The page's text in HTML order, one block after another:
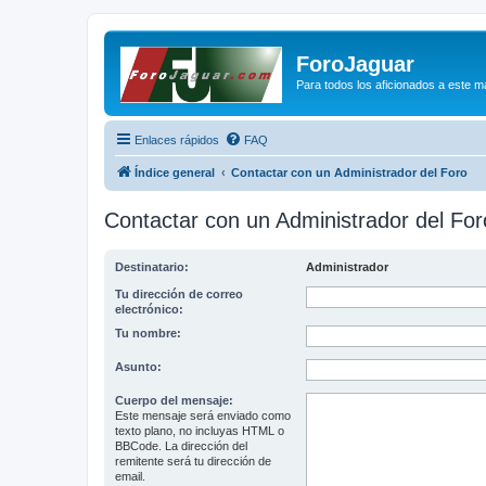
ForoJaguar
Para todos los aficionados a este
Enlaces rápidos FAQ
Índice general Contactar con un Administrador del Foro
Contactar con un Administrador del
Destinatario: Administrador
Tu dirección de correo
electrónico:
Tu nombre:
Asunto:
Cuerpo del mensaje:
Este mensaje será enviado como
texto plano, no incluyas HTML o
BBCode. La dirección del
remitente será tu dirección de
email.